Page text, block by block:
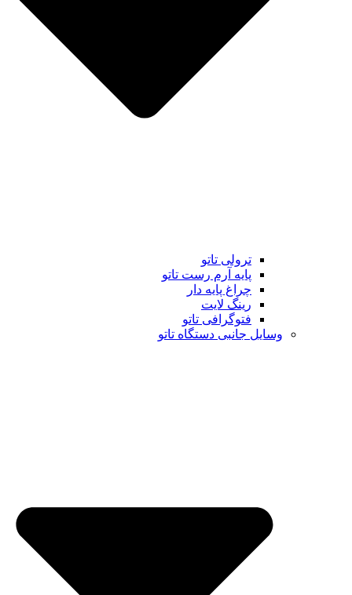
ترولی تاتو
پایه آرم رست تاتو
چراغ پایه دار
رینگ لایت
فتوگرافی تاتو
وسایل جانبی دستگاه تاتو